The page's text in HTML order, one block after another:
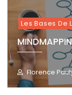
0
2
5
Les Bases De
M
Florence